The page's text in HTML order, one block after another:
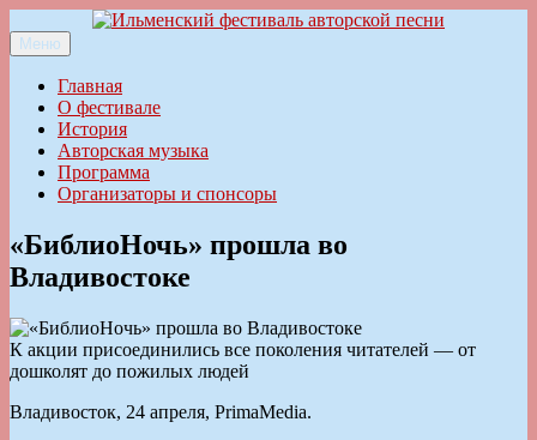
к
содержимому
Ильменский фестиваль авторской песни
Меню
Главная
О фестивале
История
Авторская музыка
Программа
Организаторы и спонсоры
«БиблиоНочь» прошла во
Владивостоке
К акции присоединились все поколения читателей — от
дошколят до пожилых людей
Владивосток, 24 апреля, PrimaMedia.